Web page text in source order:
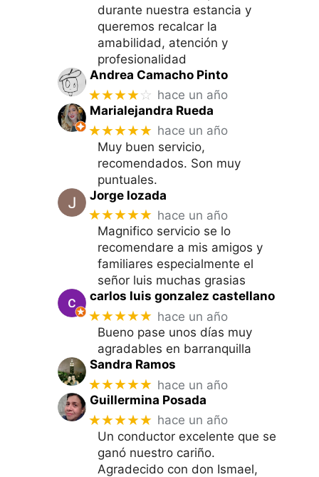
durante nuestra estancia y
queremos recalcar la
amabilidad, atención y
profesionalidad
Andrea Camacho Pinto
★★★★☆ hace un año
Marialejandra Rueda
★★★★★ hace un año
Muy buen servicio,
recomendados. Son muy
puntuales.
Jorge lozada
★★★★★ hace un año
Magnifico servicio se lo
recomendare a mis amigos y
familiares especialmente el
señor luis muchas grasias
carlos luis gonzalez castellano
★★★★★ hace un año
Bueno pase unos días muy
agradables en barranquilla
Sandra Ramos
★★★★★ hace un año
Guillermina Posada
★★★★★ hace un año
Un conductor excelente que se
ganó nuestro cariño.
Agradecido con don Ismael,